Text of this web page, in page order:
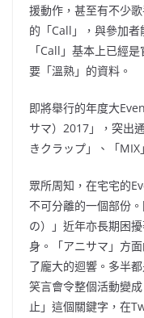
援動作，甚至有不少
的「Call」，與參加
「Call」基本上已經
要「溫熟」的資料。
即將舉行的年度大
サマ）2017」，突出
きクラップ」、「MIX
眾所周知，在宅宅的
不可分離的一個部份
の）」近年亦長期困
身。「アニサマ」方
了龐大的迴響。多半
笑言會令整個活動變
止」這個關鍵字，在